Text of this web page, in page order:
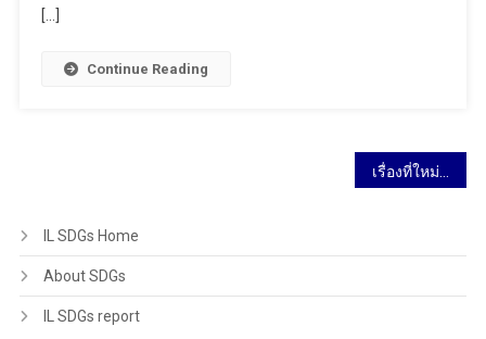
[…]
Continue Reading
เรื่องที่ใหม่กว่า
IL SDGs Home
About SDGs
IL SDGs report